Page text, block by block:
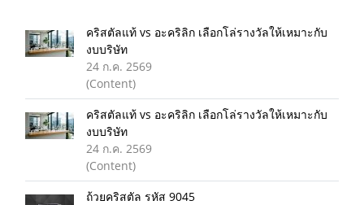
คริสตัลแท้ vs อะคริลิก เลือกโล่รางวัลให้เหมาะกับ
งบบริษัท
24 ก.ค. 2569
(Content)
คริสตัลแท้ vs อะคริลิก เลือกโล่รางวัลให้เหมาะกับ
งบบริษัท
24 ก.ค. 2569
(Content)
ถ้วยคริสตัล รหัส 9045